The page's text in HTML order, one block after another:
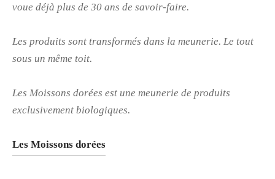
voue déjà plus de 30 ans de savoir-faire.
Les produits sont transformés dans la meunerie. Le tout
sous un même toit.
Les Moissons dorées est une meunerie de produits
exclusivement biologiques.
Les Moissons dorées